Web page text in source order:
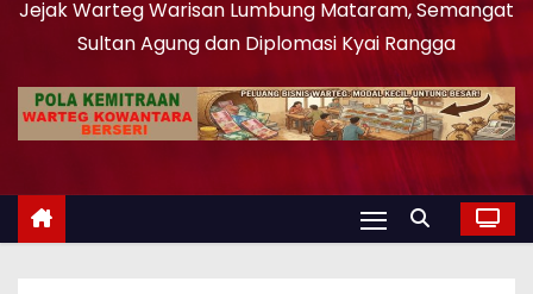
Jejak Warteg Warisan Lumbung Mataram, Semangat
Sultan Agung dan Diplomasi Kyai Rangga